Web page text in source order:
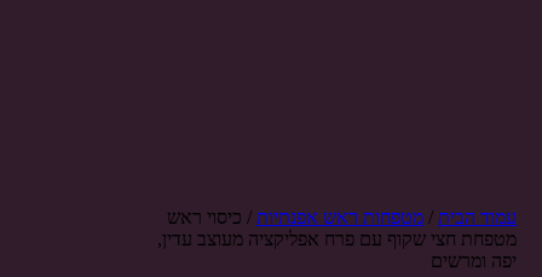
עמוד הבית/ מטפחות ראש אפנתיות/ כיסוי ראש
מטפחת חצי שקוף עם פרח אפליקציה מעוצב עדין,
יפה ומרשים